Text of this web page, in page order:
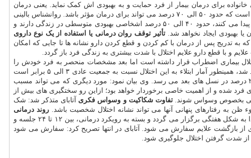
برای درمان بیمار از فرد حمایت و به بهبودی اش کمک نماید. یعنی درمان
دارویی که تجویز شده مرتب استفاده شود، روان درمانی نیز در کنارش استفاده گردد و حمایت خانواده را نیز بهمراه داشته باشد آمار نشان داده است که حدود ۵۰ الی ۷۰ درصد می تواند برای درمان مؤثر باشد. روانشناس بالینی
اظهار داشت: به صورت معمول آمار روند درمانی بیماران اختلال وسواس این گونه است که حدود ۲۰ الی ۳۰ درصد افراد بهبودی قابل توجهی پیدا می کنند، حدود ۴۰ الی ۵۰ درصد اشخاصی بهبودی متوسطی در زندگی دارند و
تأثیر توقف روان درمانی یا استفاده از یک نوع داروی
که به تدریج پس از درمان با کم کردن و قطع کردن دارو نشانه ها تا جایی که امکان
و با قطع دارو علایم اختلال با شدت بیشتری به زندگی فرد باز گردد.
بیماری اضطراب قرار داشته است اما بعد مشخصات منحصر به فرد خودش را
داشته که تصمیم گرفته شد امروزه وسواس از زیر شاخه اضطراب جدا شود. عوامل مختلفی شامل ژنتیک و ارث موجب بروز وسواس خواهد شد، همینطور آمار ابتلاء به این اختلال نسبت به جمعیت عادی ۳ الی ۵ برابر است
یعنی اگر جمعیت آسیا سه درصد باشد به صورت حدودی کسانیکه در فامیل های درجه یک بیماری وسواس وجود دارد، احتمال ابتلاء به ۱۵ تا ۲۰ درصد در نسل های بعد می رسد. وی بیان نمود: مورد دیگری که می تواند مسبب
شده و از اهمیت خاصی برخوردار خواهد بود؛ ازاین رو سختگیری های بیش از
بخصوص وسواس شوند.تفاوت شکاکیت و وسواس فکری آتابای متذکر شد: شک
به رفتارهای پنهانی آنها می تواند نشانه اختلال شخصیت باشد.روند درمانی
روانشناس بالینی افزود: درمان این اختلال به صورت معمول تلفیقی از روان درمانی و دارودرمانی است. جلسات درمانی در ابتدا به شکل هفتگی برگزار می گردد و بسته به رویکرد درمانی، بین ۱۲ تا ۲۴ جلسه و
از بازگشت علایم سفارش می شود. آتابای در انتها تصریح کرد: سفارش می شود
شدت گرفتن اختلال جلوگیری شود.